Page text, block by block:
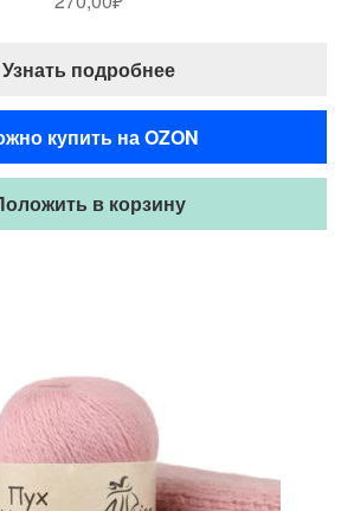
Узнать подробнее
купить на OZON
в корзину